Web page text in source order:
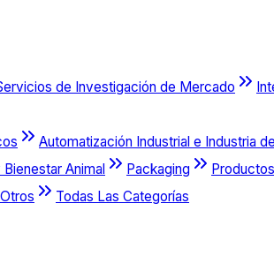
de Investigación de Mercado
Automatización Industrial e Industria
Animal Packaging
Otros Todas Las Categorías